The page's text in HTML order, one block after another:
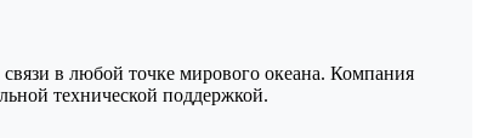
в любой точке мирового океана. Компания
технической поддержкой.